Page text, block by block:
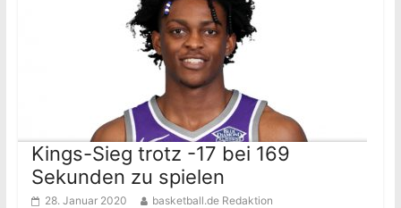
Kings-Sieg trotz -17 bei 169
Sekunden zu spielen
28. Januar 2020 basketball.de Redaktion